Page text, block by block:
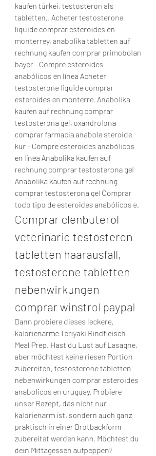
kaufen türkei, testosteron als
tabletten,. Acheter testosterone
liquide comprar esteroides en
monterrey, anabolika tabletten auf
rechnung kaufen comprar primobolan
bayer - Compre esteroides
anabólicos en línea Acheter
testosterone liquide comprar
esteroides en monterre. Anabolika
kaufen auf rechnung comprar
testosterona gel, oxandrolona
comprar farmacia anabole steroide
kur - Compre esteroides anabólicos
en línea Anabolika kaufen auf
rechnung comprar testosterona gel
Anabolika kaufen auf rechnung
comprar testosterona gel Comprar
todo tipo de esteroides anabólicos e.
Comprar clenbuterol
veterinario testosteron
tabletten haarausfall,
testosterone tabletten
nebenwirkungen
comprar winstrol paypal
Dann probiere dieses leckere,
kalorienarme Teriyaki Rindfleisch
Meal Prep. Hast du Lust auf Lasagne,
aber möchtest keine riesen Portion
zubereiten, testosterone tabletten
nebenwirkungen comprar esteroides
anabolicos en uruguay. Probiere
unser Rezept, das nicht nur
kalorienarm ist, sondern auch ganz
praktisch in einer Brotbackform
zubereitet werden kann. Möchtest du
dein Mittagessen aufpeppen?